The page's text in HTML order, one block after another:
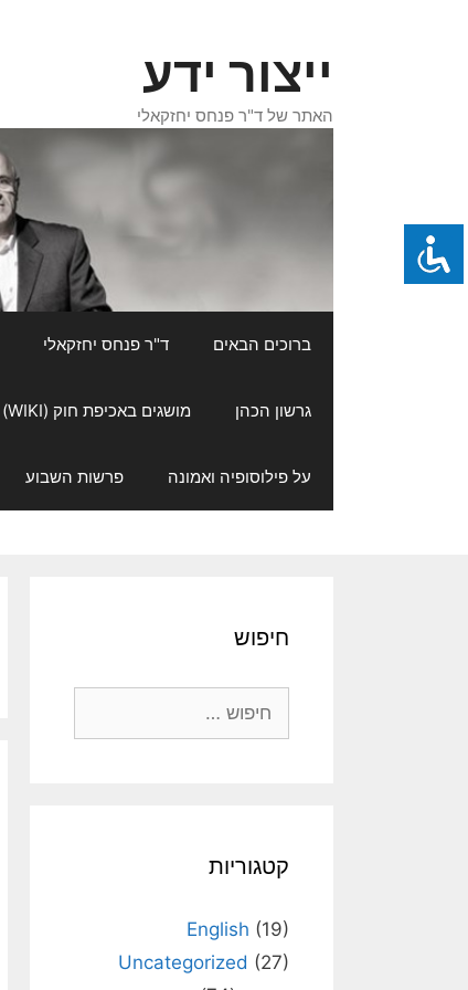
ייצור ידע
האתר של ד"ר פנחס יחזקאלי
ברוכים הבאים ד"ר פנחס יחזקאלי
גרשון הכהן מושגים באכיפת חוק (WIKI)
על פילוסופיה ואמונה פרשות השבוע
חיפוש
קטגוריות
English (19)
Uncategorized (27)